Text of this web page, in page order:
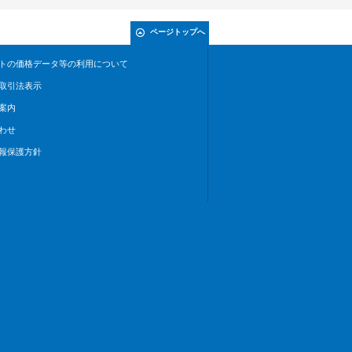
ページトップへ
の価格データ等の利用について
引法表示
内
せ
保護方針